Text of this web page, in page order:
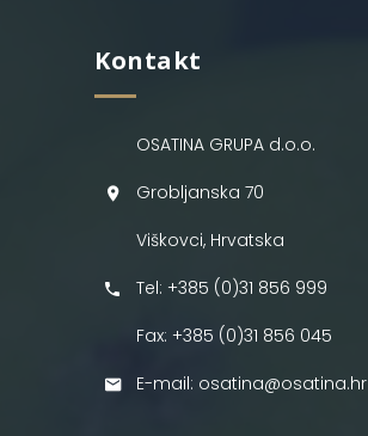
Kontakt
OSATINA GRUPA d.o.o.
Grobljanska 70
Viškovci, Hrvatska
Tel: +385 (0)31 856 999
Fax: +385 (0)31 856 045
E-mail: osatina@osatina.hr